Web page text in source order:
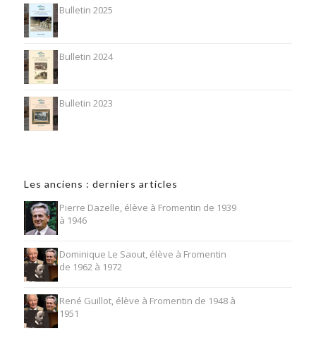
Bulletin 2025
Bulletin 2024
Bulletin 2023
Les anciens : derniers articles
Pierre Dazelle, élève à Fromentin de 1939
à 1946
Dominique Le Saout, élève à Fromentin
de 1962 à 1972
René Guillot, élève à Fromentin de 1948 à
1951